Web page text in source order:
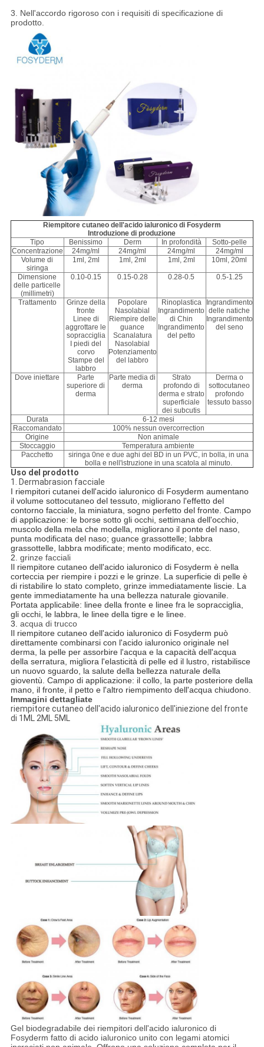
3. Nell'accordo rigoroso con i requisiti di specificazione di
prodotto.
Riempitore cutaneo dell'acido ialuronico di Fosyderm
Introduzione di produzione
Tipo
Benissimo Derm In profondità
Sotto-pelle
Concentrazione
24mg/ml 24mg/ml 24mg/ml
24mg/ml
Volume di
siringa
1ml, 2ml 1ml, 2ml 1ml, 2ml 10ml, 20ml
Dimensione
delle particelle
(millimetri)
0.10-0.15 0.15-0.28 0.28-0.5 0.5-1.25
Trattamento
Grinze della
fronte
Linee di
aggrottare le
sopracciglia
I piedi del
corvo
Stampe del
labbro
Popolare
Nasolabial
Riempire delle
guance
Scanalatura
Nasolabial
Potenziamento
del labbro
Rinoplastica
Ingrandimento
di Chin
Ingrandimento
del petto
Ingrandimento
delle natiche
Ingrandimento
del seno
Dove iniettare
Parte
superiore di
derma
Parte media di
derma
Strato
profondo di
derma e strato
superficiale
dei subcutis
Derma o
sottocutaneo
profondo
tessuto basso
Durata
6-12 mesi
Raccomandato
100% nessun overcorrection
Origine
Non animale
Stoccaggio
Temperatura ambiente
Pacchetto
siringa 0ne e due aghi del BD in un PVC, in bolla, in una
bolla e nell'istruzione in una scatola al minuto.
Uso del prodotto
1. Dermabrasion facciale
I riempitori cutanei dell'acido ialuronico di Fosyderm aumentano
il volume sottocutaneo del tessuto, migliorano l'effetto del
contorno facciale, la miniatura, sogno perfetto del fronte. Campo
di applicazione: le borse sotto gli occhi, settimana dell'occhio,
muscolo della mela che modella, migliorano il ponte del naso,
punta modificata del naso; guance grassottelle; labbra
grassottelle, labbra modificate; mento modificato, ecc.
2. grinze facciali
Il riempitore cutaneo dell'acido ialuronico di Fosyderm è nella
corteccia per riempire i pozzi e le grinze. La superficie di pelle è
di ristabilire lo stato completo, grinze immediatamente liscie. La
gente immediatamente ha una bellezza naturale giovanile.
Portata applicabile: linee della fronte e linee fra le sopracciglia,
gli occhi, le labbra, le linee della tigre e le linee.
3. acqua di trucco
Il riempitore cutaneo dell'acido ialuronico di Fosyderm può
direttamente combinarsi con l'acido ialuronico originale nel
derma, la pelle per assorbire l'acqua e la capacità dell'acqua
della serratura, migliora l'elasticità di pelle ed il lustro, ristabilisce
un nuovo sguardo, la salute della bellezza naturale della
gioventù. Campo di applicazione: il collo, la parte posteriore della
mano, il fronte, il petto e l'altro riempimento dell'acqua chiudono.
Immagini dettagliate
riempitore cutaneo dell'acido ialuronico dell'iniezione del fronte
di 1ML 2ML 5ML
Gel biodegradabile dei riempitori dell'acido ialuronico di
Fosyderm fatto di acido ialuronico unito con legami atomici